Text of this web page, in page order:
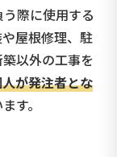
際に使用する
屋根修理、駐
以外の工事を
が発注者とな
す。